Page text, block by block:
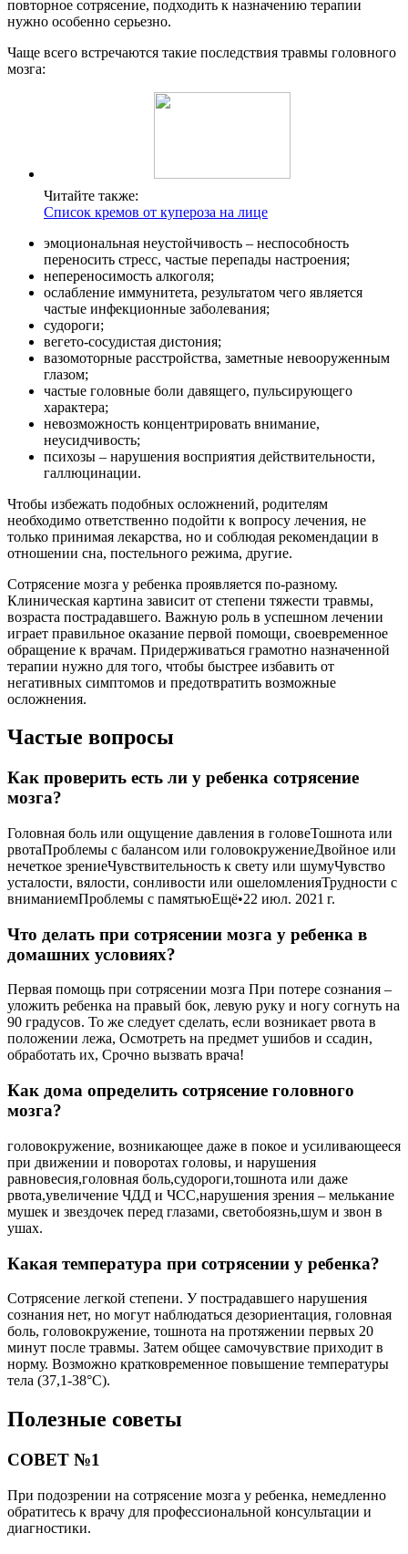
повторное сотрясение, подходить к назначению терапии
нужно особенно серьезно.
Чаще всего встречаются такие последствия травмы головного
мозга:
Читайте также:
Список кремов от купероза на лице
эмоциональная неустойчивость – неспособность
переносить стресс, частые перепады настроения;
непереносимость алкоголя;
ослабление иммунитета, результатом чего является
частые инфекционные заболевания;
судороги;
вегето-сосудистая дистония;
вазомоторные расстройства, заметные невооруженным
глазом;
частые головные боли давящего, пульсирующего
характера;
невозможность концентрировать внимание,
неусидчивость;
психозы – нарушения восприятия действительности,
галлюцинации.
Чтобы избежать подобных осложнений, родителям
необходимо ответственно подойти к вопросу лечения, не
только принимая лекарства, но и соблюдая рекомендации в
отношении сна, постельного режима, другие.
Сотрясение мозга у ребенка проявляется по-разному.
Клиническая картина зависит от степени тяжести травмы,
возраста пострадавшего. Важную роль в успешном лечении
играет правильное оказание первой помощи, своевременное
обращение к врачам. Придерживаться грамотно назначенной
терапии нужно для того, чтобы быстрее избавить от
негативных симптомов и предотвратить возможные
осложнения.
Частые вопросы
Как проверить есть ли у ребенка сотрясение
мозга?
Головная боль или ощущение давления в головеТошнота или
рвотаПроблемы с балансом или головокружениеДвойное или
нечеткое зрениеЧувствительность к свету или шумуЧувство
усталости, вялости, сонливости или ошеломленияТрудности с
вниманиемПроблемы с памятьюЕщё•22 июл. 2021 г.
Что делать при сотрясении мозга у ребенка в
домашних условиях?
Первая помощь при сотрясении мозга При потере сознания –
уложить ребенка на правый бок, левую руку и ногу согнуть на
90 градусов. То же следует сделать, если возникает рвота в
положении лежа, Осмотреть на предмет ушибов и ссадин,
обработать их, Срочно вызвать врача!
Как дома определить сотрясение головного
мозга?
головокружение, возникающее даже в покое и усиливающееся
при движении и поворотах головы, и нарушения
равновесия,головная боль,судороги,тошнота или даже
рвота,увеличение ЧДД и ЧСС,нарушения зрения – мелькание
мушек и звездочек перед глазами, светобоязнь,шум и звон в
ушах.
Какая температура при сотрясении у ребенка?
Сотрясение легкой степени. У пострадавшего нарушения
сознания нет, но могут наблюдаться дезориентация, головная
боль, головокружение, тошнота на протяжении первых 20
минут после травмы. Затем общее самочувствие приходит в
норму. Возможно кратковременное повышение температуры
тела (37,1-38°С).
Полезные советы
СОВЕТ №1
При подозрении на сотрясение мозга у ребенка, немедленно
обратитесь к врачу для профессиональной консультации и
диагностики.